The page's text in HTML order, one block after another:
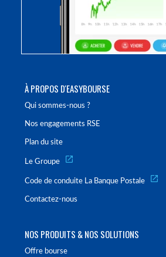
À PROPOS D'EASYBOURSE
Qui sommes-nous ?
Nos engagements RSE
Plan du site
Le Groupe
Code de conduite La Banque Postale
Contactez-nous
NOS PRODUITS & NOS SOLUTIONS
Offre bourse